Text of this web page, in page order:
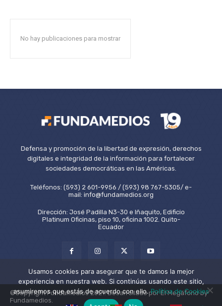
No hay publicaciones para mostrar
Defensa y promoción de la libertad de expresión, derechos
digitales e integridad de la información para fortalecer
sociedades democráticas en las Américas.
Teléfonos: (593) 2 601-9956 / (593) 98 767-5305/ e-
mail: info@fundamedios.org
Dirección: José Padilla N3-30 e Iñaquito, Edificio
Platinum Oficinas, piso 10, oficina 1002. Quito-
Ecuador
©Copyright Fundamedios 2021. Desarrollado por El Megáfono by
Fundamedios.
Usamos cookies para asegurar que te damos la mejor
experiencia en nuestra web. Si continúas usando este sitio,
asumiremos que estás de acuerdo con ello.Política de Cookies